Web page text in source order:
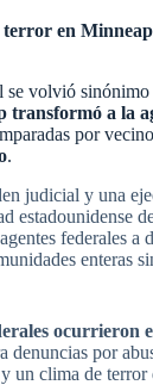
en
se volvió
transformó a la
por
.
judicial y una
estadounidense
federales a
enteras
ocurrieron
denuncias por
un clima de